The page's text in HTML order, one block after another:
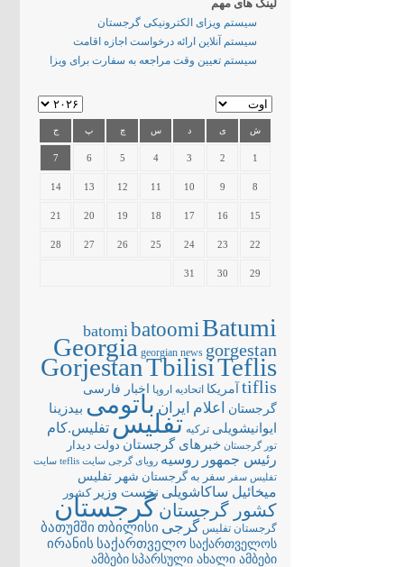
لینک های مهم
سیستم ویزای الکترونیکی گرجستان
سیستم آنلاین ارائه درخواست اجازه اقامت
سیستم تعیین وقت مراجعه به سفارت برای ویزا
ش ی د س چ پ ج
1
2
3
4
5
6
7
8
9
10
11
12
13
14
15
16
17
18
19
20
21
22
23
24
25
26
27
28
29
30
31
batomibatoomiBatumi
Georgia georgian news gorgestan
GorjestanTbilisiTeflis
tiflis آمریکا اتحادیه اروپا
اخبار فارسی
گرجستان
اعلام ایران باتومی بیدزینا
ایوانیشویلی ترکیه تفلیستفلیس.کام
تور گرجستان خبرهای گرجستان دولت دیدار
رئیس جمهور روسیه رویای گرجی سایت teflis
سایت
تفلیس سفر سفر به گرجستان شهر تفلیس
میخائیل ساکاشویلی نخست وزیر کشور
کشور گرجستانگرجستان
گرجستان تفلیس گرجی ბათუმში თბილისი
ირანის საქართველო საქართველოს
ამბები სპარსული ახალი ამბები